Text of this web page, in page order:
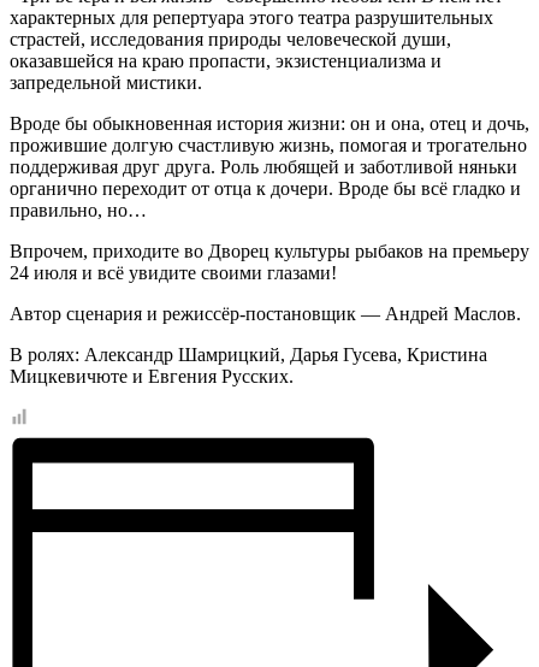
характерных для репертуара этого театра разрушительных
страстей, исследования природы человеческой души,
оказавшейся на краю пропасти, экзистенциализма и
запредельной мистики.
Вроде бы обыкновенная история жизни: он и она, отец и дочь,
прожившие долгую счастливую жизнь, помогая и трогательно
поддерживая друг друга. Роль любящей и заботливой няньки
органично переходит от отца к дочери. Вроде бы всё гладко и
правильно, но…
Впрочем, приходите во Дворец культуры рыбаков на премьеру
24 июля и всё увидите своими глазами!
Автор сценария и режиссёр-постановщик — Андрей Маслов.
В ролях: Александр Шамрицкий, Дарья Гусева, Кристина
Мицкевичюте и Евгения Русских.